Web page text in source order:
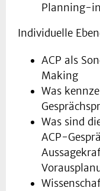
Planning-
Individuelle
ACP als
Making
Was
Was sind
ACP-